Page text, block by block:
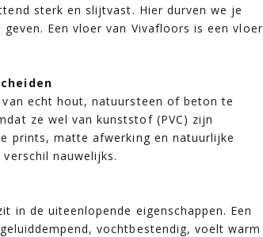
sterk en slijtvast. Hier durven we je
Een vloer van Vivafloors is een vloer
echt hout, natuursteen of beton te
ze wel van kunststof (PVC) zijn
prints, matte afwerking en natuurlijke
nauwelijks.
in de uiteenlopende eigenschappen. Een
vochtbestendig, voelt warm